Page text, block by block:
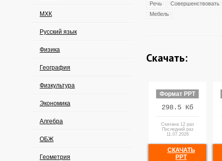
МХК
Русский язык
Физика
География
Физкультура
Экономика
Алгебра
ОБЖ
Геометрия
Речь
Совершенствовать
Мебель
Скачать:
Формат PPT
298.5 Кб
Скачана 12 раз
Последний раз
11.07.2026
СКАЧАТЬ
PPT